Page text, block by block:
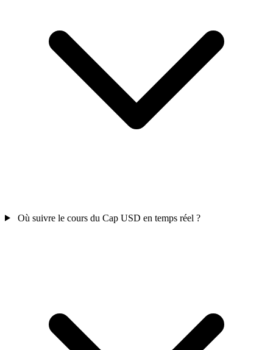
Où suivre le cours du Cap USD en temps réel ?